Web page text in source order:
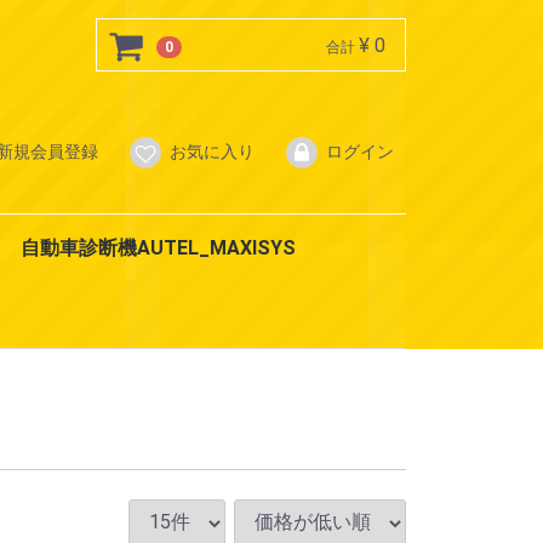
0 合計 ¥ 0
規会員登録 お気に入り ログイン
自動車診断機AUTEL_MAXISYS